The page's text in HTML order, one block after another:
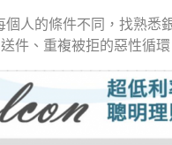
個人的條件不同，找熟悉
件、重複被拒的惡性循環